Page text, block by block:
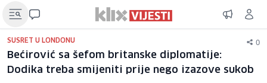
SUSRET U LONDONU 0
Bećirović sa šefom britanske diplomatije:
Dodika treba smijeniti prije nego izazove sukob